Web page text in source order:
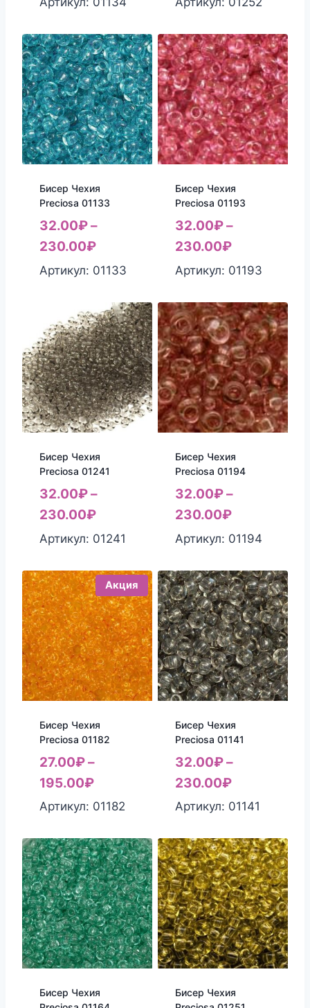
Бисер Чехия
Preciosa 01133
32.00₽–
230.00₽
Артикул: 01133
Бисер Чехия
Preciosa 01193
32.00₽–
230.00₽
Артикул: 01193
Бисер Чехия
Preciosa 01241
32.00₽–
230.00₽
Артикул: 01241
Бисер Чехия
Preciosa 01194
32.00₽–
230.00₽
Артикул: 01194
Акция
Бисер Чехия
Preciosa 01182
27.00₽–
195.00₽
Артикул: 01182
Бисер Чехия
Preciosa 01141
32.00₽–
230.00₽
Артикул: 01141
Бисер Чехия
Бисер Чехия